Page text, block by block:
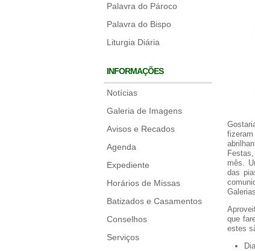
Palavra do Pároco
Palavra do Bispo
Liturgia Diária
INFORMAÇÕES
Notícias
Galeria de Imagens
Avisos e Recados
Agenda
Expediente
Horários de Missas
Batizados e Casamentos
Conselhos
Serviços
mês.
das
que
estes